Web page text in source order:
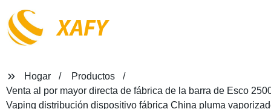
XAFY
Hogar
Productos
Venta al por mayor directa de fábrica de la barra de Esco
Vaping distribución dispositivo fábrica China pluma